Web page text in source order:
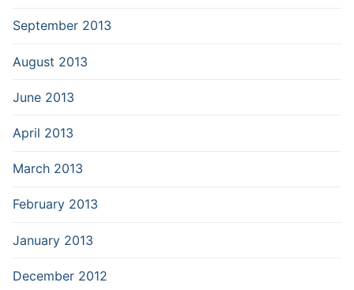
September 2013
August 2013
June 2013
April 2013
March 2013
February 2013
January 2013
December 2012